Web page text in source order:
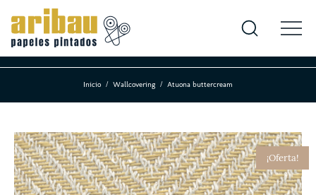
Inicio Wallcovering Atuona buttercream
¡Oferta!